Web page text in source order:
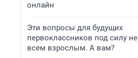
онлайн
Эти вопросы для будущих
первоклассников под силу не
всем взрослым. А вам?